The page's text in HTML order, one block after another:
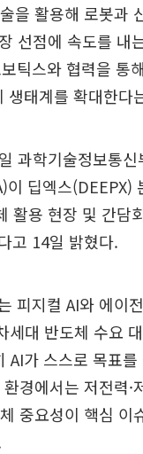
을 활용해 로봇과
선점에 속도를 내
틱스와 협력을 통
생태계를 확대한다
과학기술정보통신
이 딥엑스(DEEPX)
활용 현장 및 간담
고 14일 밝혔다.
피지컬 AI와 에이
세대 반도체 수요
AI가 스스로 목표
경에서는 저전력·
중요성이 핵심 이